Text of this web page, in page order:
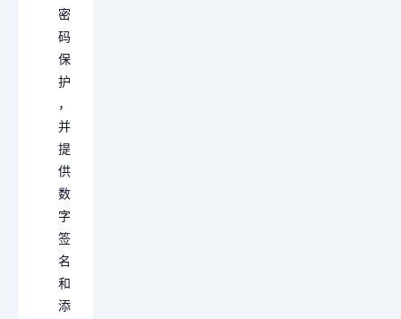
密
码
保
护
，
并
提
供
数
字
签
名
和
添